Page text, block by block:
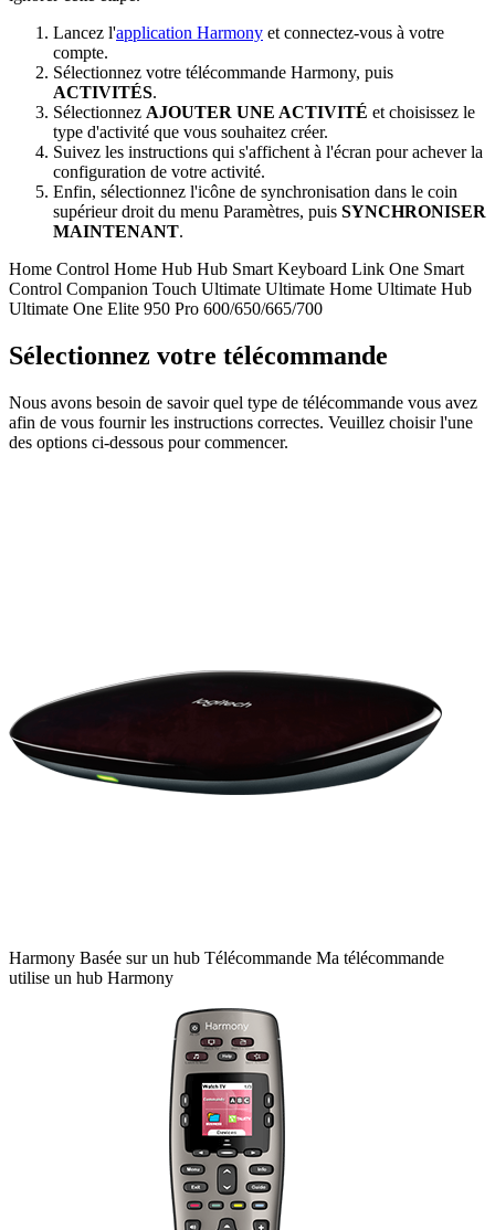
Lancez l'application Harmony et connectez-vous à votre
compte.
Sélectionnez votre télécommande Harmony, puis
ACTIVITÉS.
Sélectionnez AJOUTER UNE ACTIVITÉ et choisissez le
type d'activité que vous souhaitez créer.
Suivez les instructions qui s'affichent à l'écran pour achever la
configuration de votre activité.
Enfin, sélectionnez l'icône de synchronisation dans le coin
supérieur droit du menu Paramètres, puis SYNCHRONISER
MAINTENANT.
Home Control Home Hub Hub Smart Keyboard Link One Smart
Control Companion Touch Ultimate Ultimate Home Ultimate Hub
Ultimate One Elite 950 Pro 600/650/665/700
Sélectionnez votre télécommande
Nous avons besoin de savoir quel type de télécommande vous avez
afin de vous fournir les instructions correctes. Veuillez choisir l'une
des options ci-dessous pour commencer.
Harmony Basée sur un hub Télécommande Ma télécommande
utilise un hub Harmony